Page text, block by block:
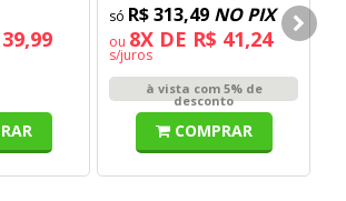
R$ 313,49 NO PIX
ou 8X DE R$ 41,24
s/juros
à vista com 5% de
desconto
COMPRAR